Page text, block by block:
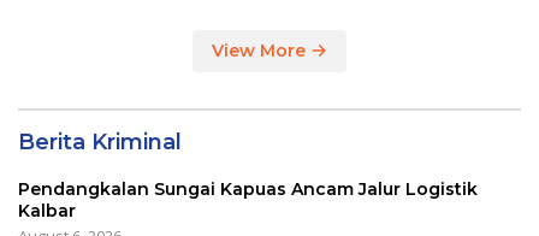
View More
Berita Kriminal
Pendangkalan Sungai Kapuas Ancam Jalur Logistik
Kalbar